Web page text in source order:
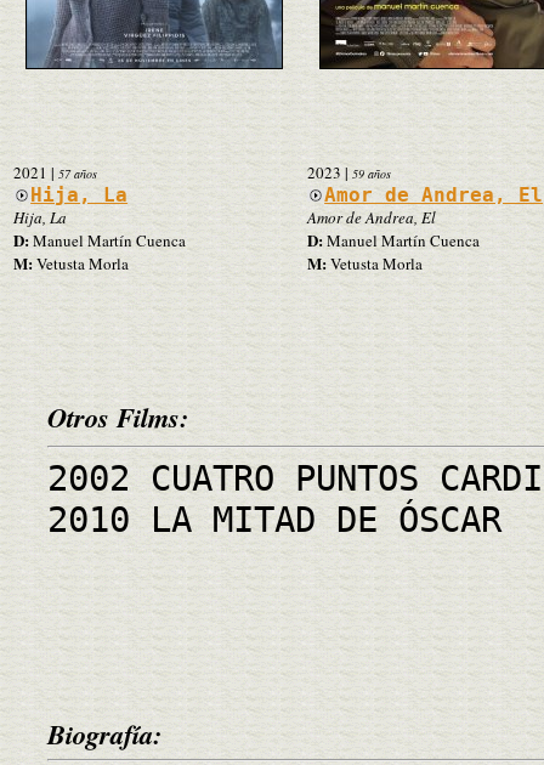
2021 | 57 años
Hija, La
Hija, La
D:Manuel Martín Cuenca
M: Vetusta Morla
2023 | 59 años
Amor de Andrea, El
Amor de Andrea, El
D:Manuel Martín Cuenca
M:Vetusta Morla
Otros Films:
2002 CUATRO PUNTOS
2010 LA MITAD DE ÓSCAR
Biografía: